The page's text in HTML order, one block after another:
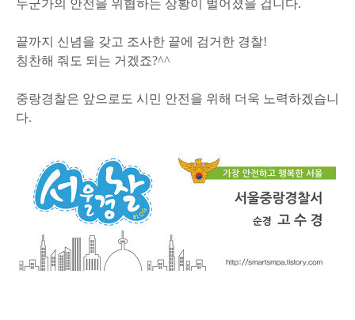
누군가의 안전을 위협하는 상황이 벌어졌을 겁니다.
끝까지 신념을 갖고 조사한 끝에 검거한 경찰!
칭찬해 줘도 되는 거겠죠?^^
중랑경찰은 앞으로도 시민 안전을 위해 더욱 노력하겠습니
다.